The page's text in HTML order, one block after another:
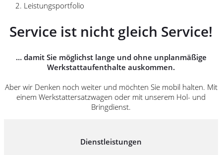
Leistungsportfolio
Service ist nicht gleich Service!
… damit Sie möglichst lange und ohne unplanmäßige
Werkstattaufenthalte auskommen.
Aber wir Denken noch weiter und möchten Sie mobil halten. Mit
einem Werkstattersatzwagen oder mit unserem Hol- und
Bringdienst.
Dienstleistungen